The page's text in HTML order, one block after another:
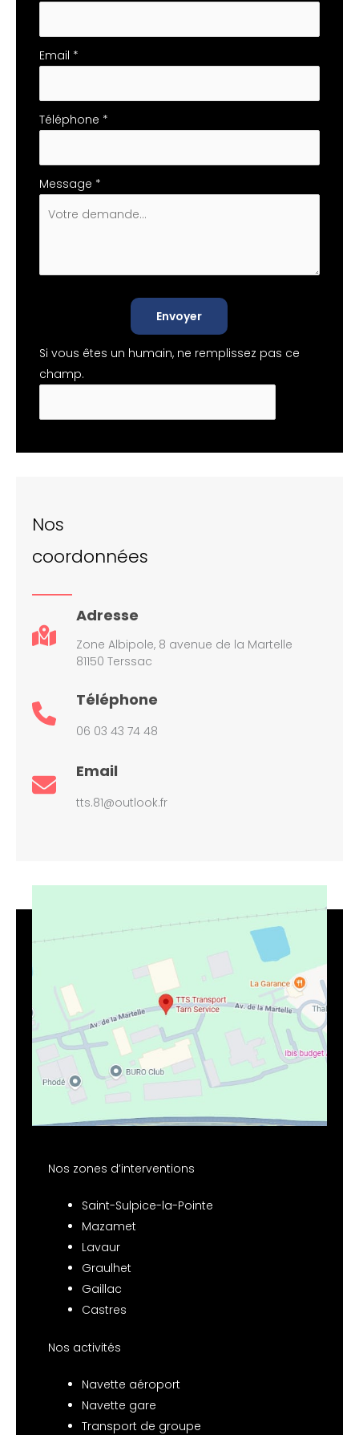
Email *
Téléphone *
Message *
Envoyer
Si vous êtes un humain, ne remplissez pas ce
champ.
Nos
coordonnées
Adresse
Zone Albipole, 8 avenue de la Martelle
81150 Terssac
Téléphone
06 03 43 74 48
Email
tts.81@outlook.fr
Nos zones d’interventions
Saint-Sulpice-la-Pointe
Mazamet
Lavaur
Graulhet
Gaillac
Castres
Nos activités
Navette aéroport
Navette gare
Transport de groupe